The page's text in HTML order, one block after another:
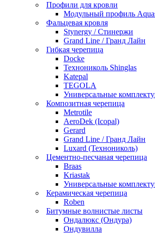
Профили для кровли
Модульный профиль
Фальцевая кровля
Stynergy / Стинержи
Grand Line / Гранд Лайн
Гибкая черепица
Docke
Технониколь Shinglas
Katepal
TEGOLA
Универсальные
Композитная черепица
Metrotile
AeroDek (Icopal)
Gerard
Grand Line / Гранд Лайн
Luxard (Технониколь)
Цементно-песчаная черепица
Braas
Kriastak
Универсальные
Керамическая черепица
Roben
Битумные волнистые листы
Ондалюкс (Ондура)
Ондувилла